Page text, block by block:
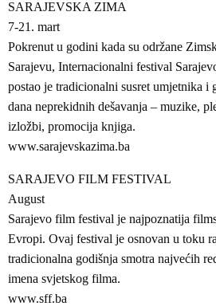
SARAJEVSKA ZIMA
7-21. mart
Pokrenut u godini kada su održane
Sarajevu, Internacionalni festival
postao je tradicionalni susret umjetnika i
dana neprekidnih dešavanja – muzike,
izložbi, promocija knjiga.
www.sarajevskazima.ba
SARAJEVO FILM FESTIVAL
August
Sarajevo film festival je najpoznatija
Evropi. Ovaj festival je osnovan u toku
tradicionalna godišnja smotra najvećih
imena svjetskog filma.
www.sff.ba